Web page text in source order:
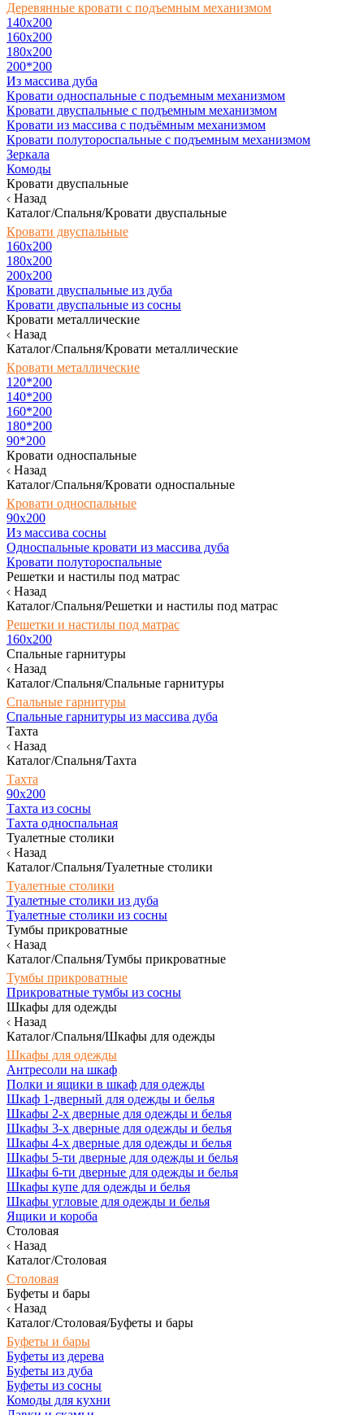
Деревянные кровати с подъемным механизмом
140x200
160х200
180х200
200*200
Из массива дуба
Кровати односпальные с подъемным механизмом
Кровати двуспальные с подъемным механизмом
Кровати из массива с подъёмным механизмом
Кровати полутороспальные с подъемным механизмом
Зеркала
Комоды
Кровати двуспальные
Назад
Каталог/Спальня/Кровати двуспальные
Кровати двуспальные
160х200
180x200
200x200
Кровати двуспальные из дуба
Кровати двуспальные из сосны
Кровати металлические
Назад
Каталог/Спальня/Кровати металлические
Кровати металлические
120*200
140*200
160*200
180*200
90*200
Кровати односпальные
Назад
Каталог/Спальня/Кровати односпальные
Кровати односпальные
90х200
Из массива сосны
Односпальные кровати из массива дуба
Кровати полутороспальные
Решетки и настилы под матрас
Назад
Каталог/Спальня/Решетки и настилы под матрас
Решетки и настилы под матрас
160х200
Спальные гарнитуры
Назад
Каталог/Спальня/Спальные гарнитуры
Спальные гарнитуры
Спальные гарнитуры из массива дуба
Тахта
Назад
Каталог/Спальня/Тахта
Тахта
90х200
Тахта из сосны
Тахта односпальная
Туалетные столики
Назад
Каталог/Спальня/Туалетные столики
Туалетные столики
Туалетные столики из дуба
Туалетные столики из сосны
Тумбы прикроватные
Назад
Каталог/Спальня/Тумбы прикроватные
Тумбы прикроватные
Прикроватные тумбы из сосны
Шкафы для одежды
Назад
Каталог/Спальня/Шкафы для одежды
Шкафы для одежды
Антресоли на шкаф
Полки и ящики в шкаф для одежды
Шкаф 1-дверный для одежды и белья
Шкафы 2-х дверные для одежды и белья
Шкафы 3-х дверные для одежды и белья
Шкафы 4-х дверные для одежды и белья
Шкафы 5-ти дверные для одежды и белья
Шкафы 6-ти дверные для одежды и белья
Шкафы купе для одежды и белья
Шкафы угловые для одежды и белья
Ящики и короба
Столовая
Назад
Каталог/Столовая
Столовая
Буфеты и бары
Назад
Каталог/Столовая/Буфеты и бары
Буфеты и бары
Буфеты из дерева
Буфеты из дуба
Буфеты из сосны
Комоды для кухни